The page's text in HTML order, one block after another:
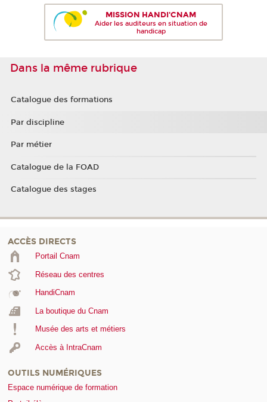
MISSION HANDI'CNAM
Aider les auditeurs en situation de
handicap
Dans la même rubrique
Catalogue des formations
Par discipline
Par métier
Catalogue de la FOAD
Catalogue des stages
ACCÈS DIRECTS
Portail Cnam
Réseau des centres
HandiCnam
La boutique du Cnam
Musée des arts et métiers
Accès à IntraCnam
OUTILS NUMÉRIQUES
Espace numérique de formation